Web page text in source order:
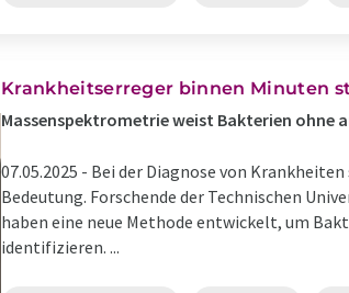
Krankheitserreger binnen Minuten
Massenspektrometrie weist Bakterien ohne
07.05.2025 - Bei der Diagnose von
Bedeutung. Forschende der Technischen
haben eine neue Methode entwickelt, um
identifizieren. ...